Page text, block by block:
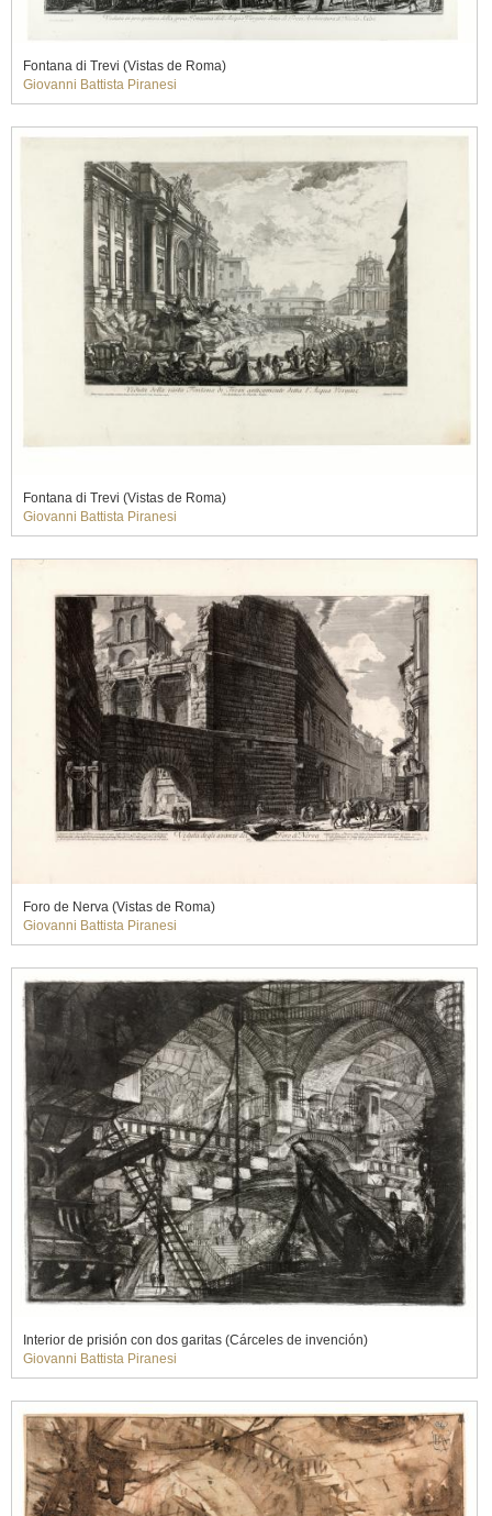
Fontana di Trevi (Vistas de Roma)
Giovanni Battista Piranesi
Fontana di Trevi (Vistas de Roma)
Giovanni Battista Piranesi
Foro de Nerva (Vistas de Roma)
Giovanni Battista Piranesi
Interior de prisión con dos garitas (Cárceles de invención)
Giovanni Battista Piranesi